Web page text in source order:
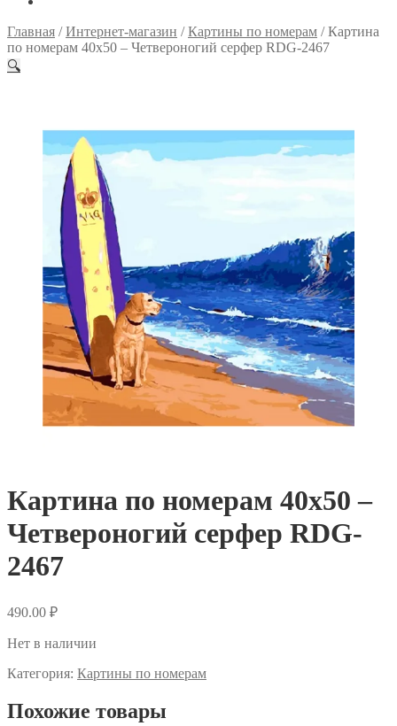
Главная /Интернет-магазин /Картины по номерам /Картина
по номерам 40х50 – Четвероногий серфер RDG-2467
🔍
Картина по номерам 40х50 –
Четвероногий серфер RDG-
2467
490.00 ₽
Нет в наличии
Категория: Картины по номерам
Похожие товары